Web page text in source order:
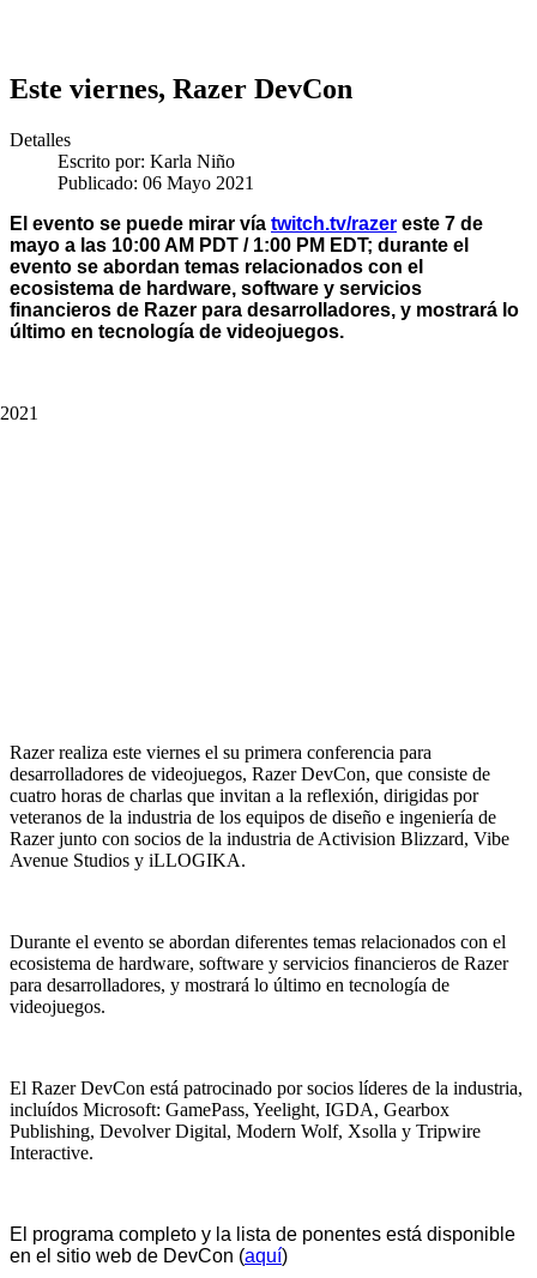
Este viernes, Razer DevCon
Detalles
Escrito por: Karla Niño
Publicado: 06 Mayo 2021
El evento se puede mirar vía twitch.tv/razer este 7 de
mayo a las 10:00 AM PDT / 1:00 PM EDT; d urante el
evento se abordan temas relacionados con el
ecosistema de hardware, software y servicios
financieros de Razer para desarrolladores, y mostrará lo
último en tecnología de videojuegos.
Razer realiza este viernes el su primera conferencia para
desarrolladores de videojuegos, Razer DevCon, que consiste de
cuatro horas de charlas que invitan a la reflexión, dirigidas por
veteranos de la industria de los equipos de diseño e ingeniería de
Razer junto con socios de la industria de Activision Blizzard, Vibe
Avenue Studios y iLLOGIKA.
Durante el evento se abordan diferentes temas relacionados con el
ecosistema de hardware, software y servicios financieros de Razer
para desarrolladores, y mostrará lo último en tecnología de
videojuegos.
El Razer DevCon está patrocinado por socios líderes de la industria,
incluídos Microsoft: GamePass, Yeelight, IGDA, Gearbox
Publishing, Devolver Digital, Modern Wolf, Xsolla y Tripwire
Interactive.
El programa completo y la lista de ponentes está disponible
en el sitio web de DevCon (aquí)